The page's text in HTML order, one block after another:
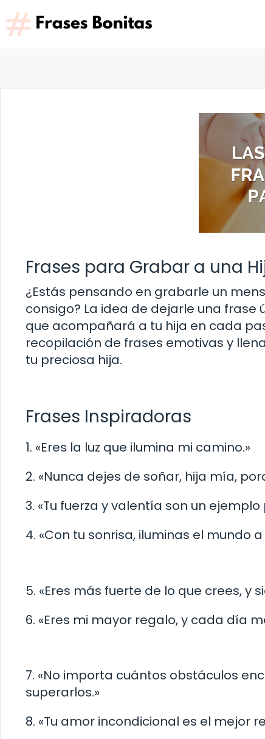
Saltar
al
contenido
Frases para Grabar a una
¿Estás pensando en grabarle un
consigo? La idea de dejarle una
que acompañará a tu hija en cada
recopilación de frases emotivas y
tu preciosa hija.
Frases Inspiradoras
1. «Eres la luz que ilumina mi camino.»
2. «Nunca dejes de soñar, hija mía,
3. «Tu fuerza y valentía son un
4. «Con tu sonrisa, iluminas el mundo
5. «Eres más fuerte de lo que crees,
6. «Eres mi mayor regalo, y cada día
7. «No importa cuántos obstáculos
superarlos.»
8. «Tu amor incondicional es el mejor